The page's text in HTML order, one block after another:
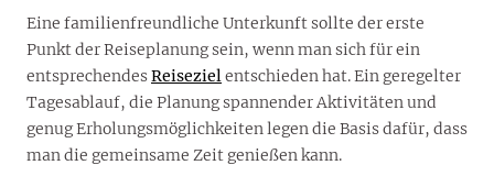
Eine familienfreundliche Unterkunft sollte der erste
Punkt der Reiseplanung sein, wenn man sich für ein
entsprechendesReisezielentschieden hat. Ein geregelter
Tagesablauf, die Planung spannender Aktivitäten und
genug Erholungsmöglichkeiten legen die Basis dafür, dass
man die gemeinsame Zeit genießen kann.